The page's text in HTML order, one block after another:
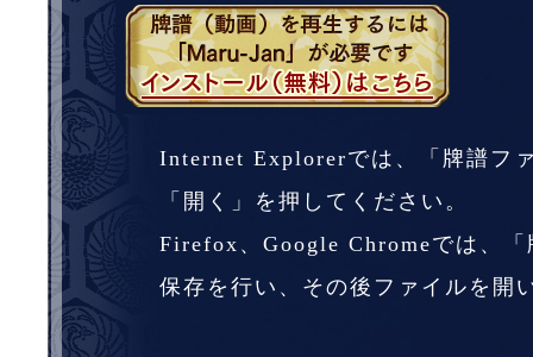
Internet Explorerでは、「牌譜ファ
「開く」を押してください。
Firefox、Google Chromeでは、「
保存を行い、その後ファイルを開